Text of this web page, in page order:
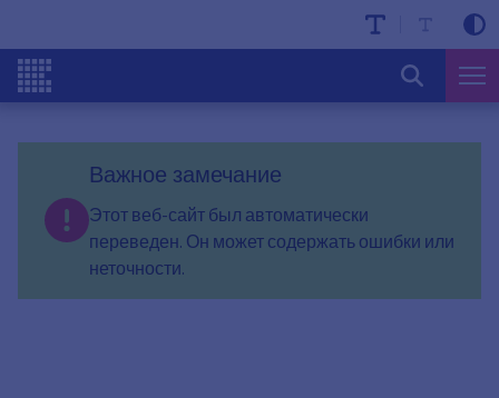
Важное замечание
Этот веб-сайт был автоматически
переведен. Он может содержать ошибки или
неточности.